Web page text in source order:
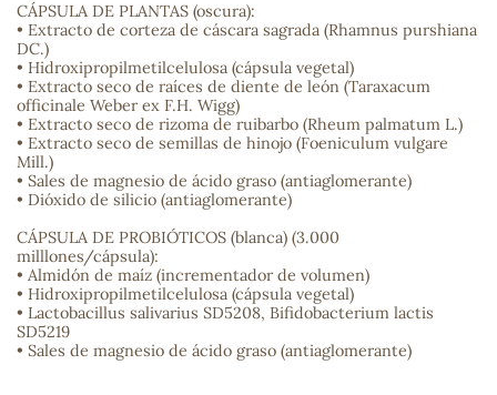
CÁPSULA DE PLANTAS (oscura):
• Extracto de corteza de cáscara sagrada (Rhamnus purshiana
DC.)
• Hidroxipropilmetilcelulosa (cápsula vegetal)
• Extracto seco de raíces de diente de león (Taraxacum
officinale Weber ex F.H. Wigg)
• Extracto seco de rizoma de ruibarbo (Rheum palmatum L.)
• Extracto seco de semillas de hinojo (Foeniculum vulgare
Mill.)
• Sales de magnesio de ácido graso (antiaglomerante)
• Dióxido de silicio (antiaglomerante)
CÁPSULA DE PROBIÓTICOS (blanca) (3.000
milllones/cápsula):
• Almidón de maíz (incrementador de volumen)
• Hidroxipropilmetilcelulosa (cápsula vegetal)
• Lactobacillus salivarius SD5208, Bifidobacterium lactis
SD5219
• Sales de magnesio de ácido graso (antiaglomerante)